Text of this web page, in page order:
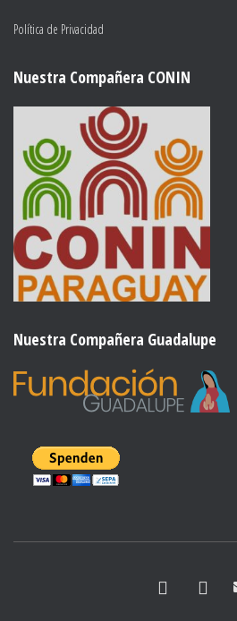
Política de Privacidad
Nuestra Compañera CONIN
Nuestra Compañera Guadalupe